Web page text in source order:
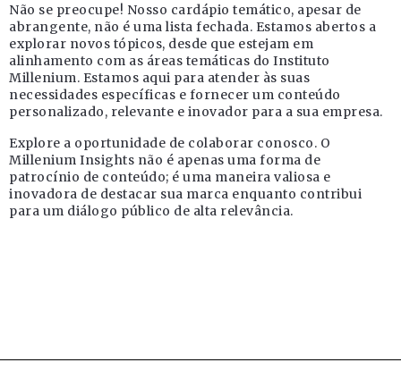
Não se preocupe! Nosso cardápio temático, apesar de
abrangente, não é uma lista fechada. Estamos abertos a
explorar novos tópicos, desde que estejam em
alinhamento com as áreas temáticas do Instituto
Millenium. Estamos aqui para atender às suas
necessidades específicas e fornecer um conteúdo
personalizado, relevante e inovador para a sua empresa.
Explore a oportunidade de colaborar conosco. O
Millenium Insights não é apenas uma forma de
patrocínio de conteúdo; é uma maneira valiosa e
inovadora de destacar sua marca enquanto contribui
para um diálogo público de alta relevância.